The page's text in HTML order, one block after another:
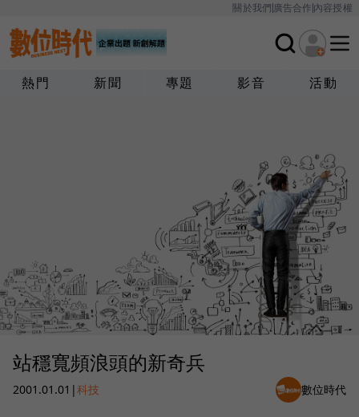
關於我們廣告合作內容授權
熱門 新聞 專題 影音 活動
站穩寬頻浪頭的新奇兵
2001.01.01 |科技 數位時代